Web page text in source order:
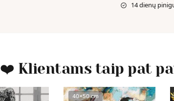
14 dienų
❤️ Klientams taip pat
40x50 cm